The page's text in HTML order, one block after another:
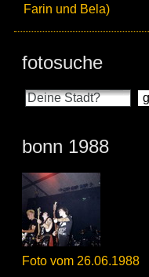
Farin und Bela)
fotosuche
bonn 1988
Foto vom 26.06.1988